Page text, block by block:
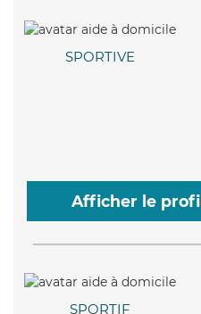
SPORTIVE
Afficher le profil
SPORTIF